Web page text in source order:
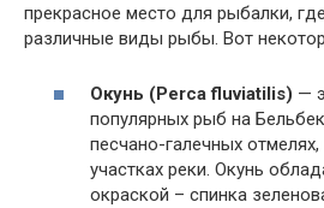
прекрасное место для рыбалки,
различные виды рыбы. Вот
Окунь (Perca fluviatilis) —
популярных рыб на
песчано-галечных
участках реки. Окунь
окраской – спинка